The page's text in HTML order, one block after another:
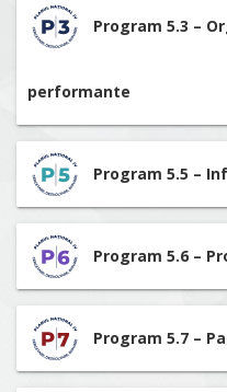
Program 5.3 –
performante
Program 5.5 –
Program 5.6 –
Program 5.7 –